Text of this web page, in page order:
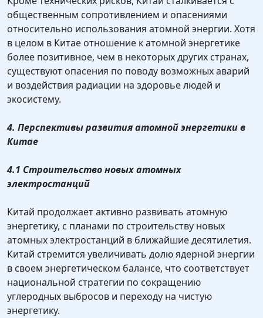
общественным сопротивлением и опасениями
относительно использования атомной энергии. Хотя
в целом в Китае отношение к атомной энергетике
более позитивное, чем в некоторых других странах,
существуют опасения по поводу возможных аварий
и воздействия радиации на здоровье людей и
экосистему.
4. Перспективы развития атомной энергетики в
Китае
4.1 Строительство новых атомных
электростанций
Китай продолжает активно развивать атомную
энергетику, с планами по строительству новых
атомных электростанций в ближайшие десятилетия.
Китай стремится увеличивать долю ядерной энергии
в своем энергетическом балансе, что соответствует
национальной стратегии по сокращению
углеродных выбросов и переходу на чистую
энергетику.